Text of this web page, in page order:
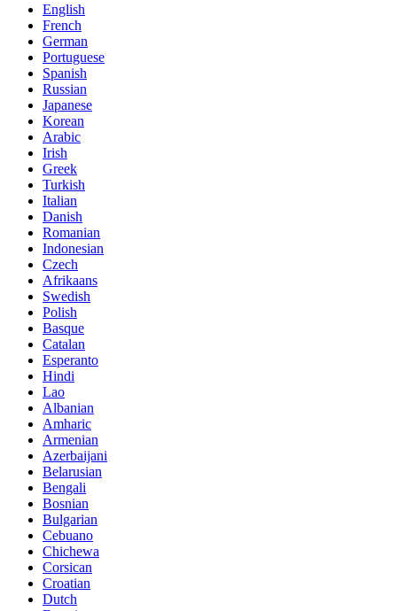
English
French
German
Portuguese
Spanish
Russian
Japanese
Korean
Arabic
Irish
Greek
Turkish
Italian
Danish
Romanian
Indonesian
Czech
Afrikaans
Swedish
Polish
Basque
Catalan
Esperanto
Hindi
Lao
Albanian
Amharic
Armenian
Azerbaijani
Belarusian
Bengali
Bosnian
Bulgarian
Cebuano
Chichewa
Corsican
Croatian
Dutch